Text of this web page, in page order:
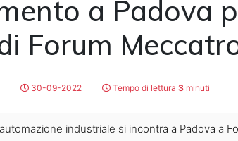
a Padova
Forum
30-09-2022 Tempo di lettura 3 minuti
industriale si incontra a Padova a